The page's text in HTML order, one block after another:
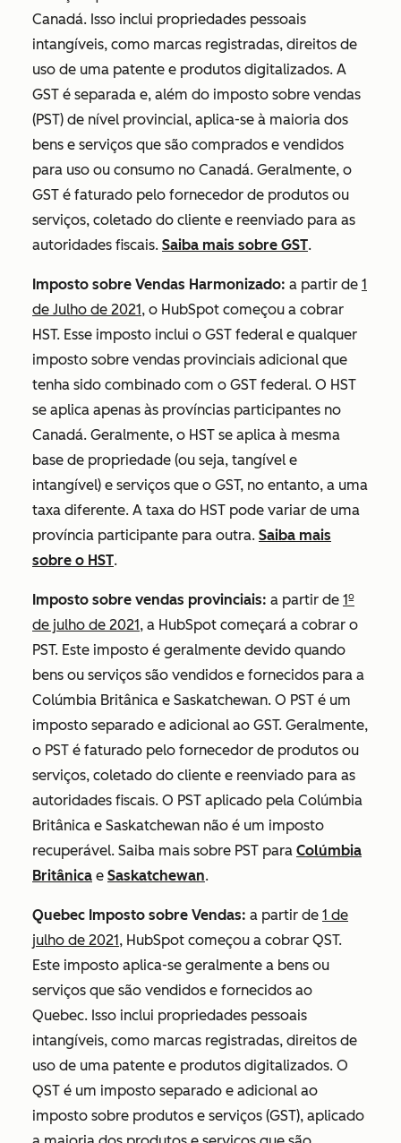
Canadá. Isso inclui propriedades pessoais
intangíveis, como marcas registradas, direitos de
uso de uma patente e produtos digitalizados. A
GST é separada e, além do imposto sobre vendas
(PST) de nível provincial, aplica-se à maioria dos
bens e serviços que são comprados e vendidos
para uso ou consumo no Canadá. Geralmente, o
GST é faturado pelo fornecedor de produtos ou
serviços, coletado do cliente e reenviado para as
autoridades fiscais. Saiba mais sobre GST.
Imposto sobre Vendas Harmonizado: a partir de 1
de Julho de 2021, o HubSpot começou a cobrar
HST. Esse imposto inclui o GST federal e qualquer
imposto sobre vendas provinciais adicional que
tenha sido combinado com o GST federal. O HST
se aplica apenas às províncias participantes no
Canadá. Geralmente, o HST se aplica à mesma
base de propriedade (ou seja, tangível e
intangível) e serviços que o GST, no entanto, a uma
taxa diferente. A taxa do HST pode variar de uma
província participante para outra. Saiba mais
sobre o HST.
Imposto sobre vendas provinciais: a partir de 1º
de julho de 2021, a HubSpot começará a cobrar o
PST. Este imposto é geralmente devido quando
bens ou serviços são vendidos e fornecidos para a
Colúmbia Britânica e Saskatchewan. O PST é um
imposto separado e adicional ao GST. Geralmente,
o PST é faturado pelo fornecedor de produtos ou
serviços, coletado do cliente e reenviado para as
autoridades fiscais. O PST aplicado pela Colúmbia
Britânica e Saskatchewan não é um imposto
recuperável. Saiba mais sobre PST para Colúmbia
Britânica e Saskatchewan.
Quebec Imposto sobre Vendas: a partir de 1 de
julho de 2021, HubSpot começou a cobrar QST.
Este imposto aplica-se geralmente a bens ou
serviços que são vendidos e fornecidos ao
Quebec. Isso inclui propriedades pessoais
intangíveis, como marcas registradas, direitos de
uso de uma patente e produtos digitalizados. O
QST é um imposto separado e adicional ao
imposto sobre produtos e serviços (GST), aplicado